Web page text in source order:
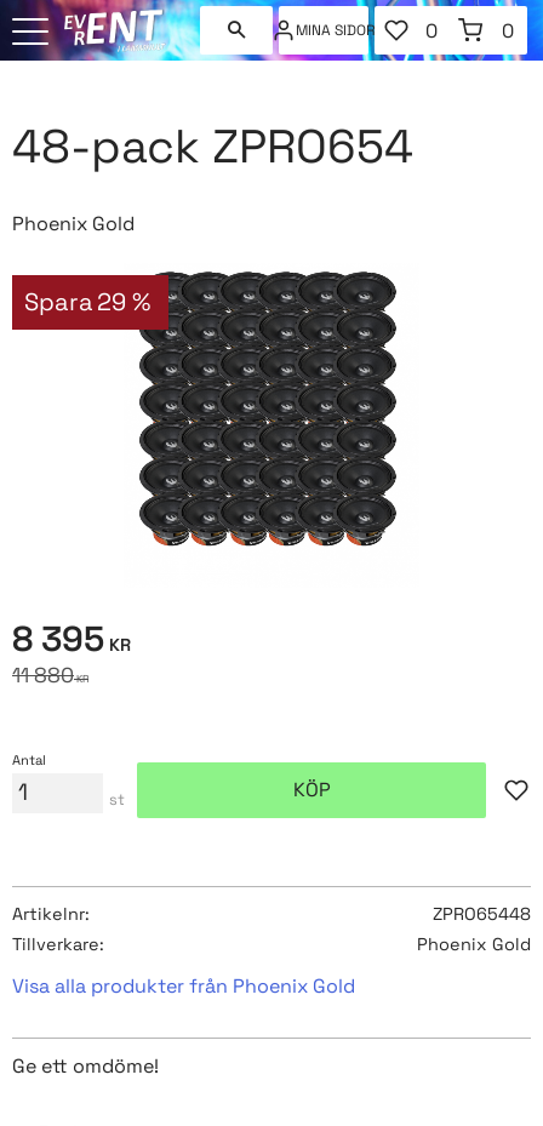
MINA SIDOR
FAVORITER
ANTAL
0
KUNDVAGN
0
48-pack ZPRO654
Phoenix Gold
Spara29 %
Nedsatt pris:
8 395 KR
Ordinarie pris:
11 880KR
Antal
st KÖP
Artikelnr
ZPRO65448
Tillverkare
Phoenix Gold
Visa alla produkter från Phoenix Gold
Ge ett omdöme!